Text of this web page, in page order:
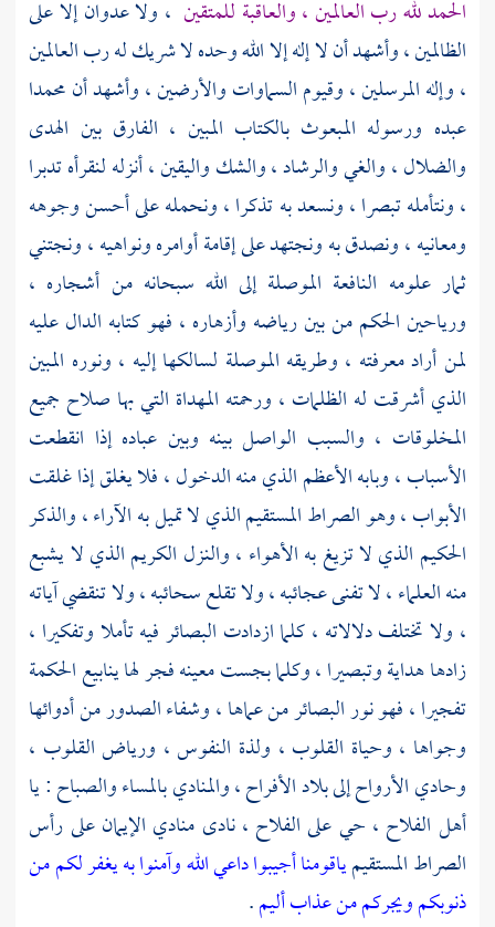
الحمد لله رب العالمين ، والعاقبة للمتقين ، ولا عدوان إلا على
الظالمين ، وأشهد أن لا إله إلا الله وحده لا شريك له رب العالمين
، وإله المرسلين ، وقيوم السماوات والأرضين ، وأشهد أنمحمدا
عبده ورسوله المبعوث بالكتاب المبين ، الفارق بين الهدى
والضلال ، والغي والرشاد ، والشك واليقين ، أنزله لنقرأه تدبرا
، ونتأمله تبصرا ، ونسعد به تذكرا ، ونحمله على أحسن وجوهه
ومعانيه ، ونصدق به ونجتهد على إقامة أوامره ونواهيه ، ونجتني
ثمار علومه النافعة الموصلة إلى الله سبحانه من أشجاره ،
ورياحين الحكم من بين رياضه وأزهاره ، فهو كتابه الدال عليه
لمن أراد معرفته ، وطريقه الموصلة لسالكها إليه ، ونوره المبين
الذي أشرقت له الظلمات ، ورحمته المهداة التي بها صلاح جميع
المخلوقات ، والسبب الواصل بينه وبين عباده إذا انقطعت
الأسباب ، وبابه الأعظم الذي منه الدخول ، فلا يغلق إذا غلقت
الأبواب ، وهو الصراط المستقيم الذي لا تميل به الآراء ، والذكر
الحكيم الذي لا تزيغ به الأهواء ، والنزل الكريم الذي لا يشبع
منه العلماء ، لا تفنى عجائبه ، ولا تقلع سحائبه ، ولا تنقضي آياته
، ولا تختلف دلالاته ، كلما ازدادت البصائر فيه تأملا وتفكيرا ،
زادها هداية وتبصيرا ، وكلما بجست معينه فجر لها ينابيع الحكمة
تفجيرا ، فهو نور البصائر من عماها ، وشفاء الصدور من أدوائها
وجواها ، وحياة القلوب ، ولذة النفوس ، ورياض القلوب ،
وحادي الأرواح إلى بلاد الأفراح ، والمنادي بالمساء والصباح : يا
أهل الفلاح ، حي على الفلاح ، نادى منادي الإيمان على رأس
الصراط المستقيمياقومنا أجيبوا داعي الله وآمنوا به يغفر لكم من
ذنوبكم ويجركم من عذاب أليم.